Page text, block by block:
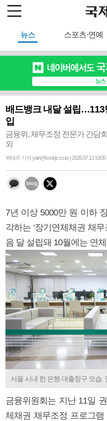
뉴스 스포츠·연예
배드뱅크 내달 설립…113
입
금융위, 채무조정 전문가 간담
외
박태우 기자 yain@kookje.co.kr | 2025.07.13 19:05
7년 이상 5000만 원 이하
각하는 ‘장기연체채권 채
음 달 설립돼 10월에는 연
서울 시내 한 은행 대출창구 모습.
금융위원회는 지난 11일
체채권 채무조정 프로그